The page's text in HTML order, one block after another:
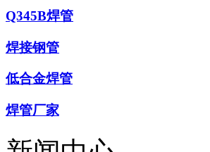
Q345B焊管
焊接钢管
低合金焊管
焊管厂家